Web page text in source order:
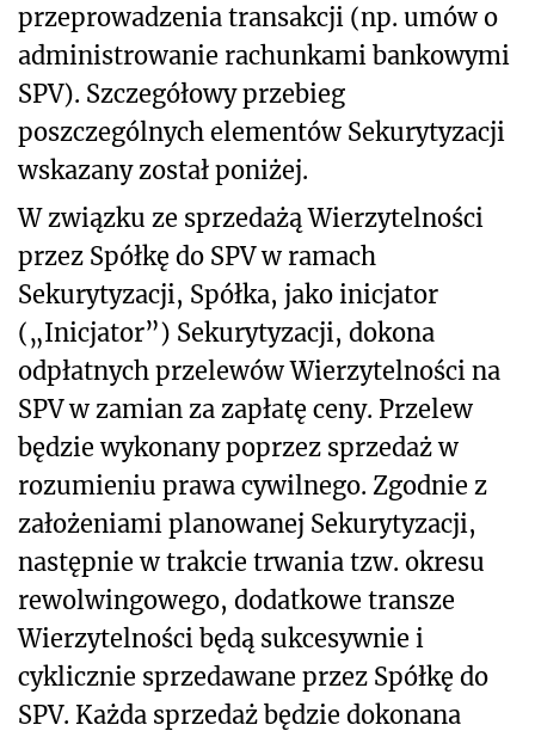
przeprowadzenia transakcji (np. umów o
administrowanie rachunkami bankowymi
SPV). Szczegółowy przebieg
poszczególnych elementów Sekurytyzacji
wskazany został poniżej.
W związku ze sprzedażą Wierzytelności
przez Spółkę do SPV w ramach
Sekurytyzacji, Spółka, jako inicjator
(„Inicjator”) Sekurytyzacji, dokona
odpłatnych przelewów Wierzytelności na
SPV w zamian za zapłatę ceny. Przelew
będzie wykonany poprzez sprzedaż w
rozumieniu prawa cywilnego. Zgodnie z
założeniami planowanej Sekurytyzacji,
następnie w trakcie trwania tzw. okresu
rewolwingowego, dodatkowe transze
Wierzytelności będą sukcesywnie i
cyklicznie sprzedawane przez Spółkę do
SPV. Każda sprzedaż będzie dokonana